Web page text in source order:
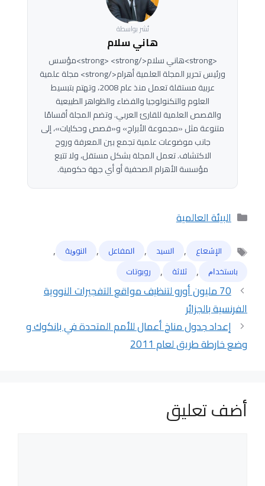
نُشر بواسطة
هاني سلام
<strong>هاني سلام</strong> <strong>مؤسس
ورئيس تحرير المجلة العلمية أهرام</strong> مجلة علمية
عربية مستقلة تعمل منذ عام 2008، وتهتم بتبسيط
العلوم والتكنولوجيا والفضاء والظواهر الطبيعية
والقصص العلمية للقارئ العربي. وتضم المجلة أقسامًا
متنوعة مثل «مجموعة الأبراج» و«قصص وحكايات»، إلى
جانب موضوعات علمية تجمع بين المعرفة وروح
الاكتشاف. تعمل المجلة بشكل مستقل، ولا تتبع
مؤسسة الأهرام الصحفية أو أي جهة حكومية.
التصنيفات
البيئة العالمية
الوسوم
الإشعاع , ﺍﻟﺴﻴﺪ , ﺍﻟﻤﻔﺎﻋﻞ , ﺍﻟﻨﻮﻭﻳﺔ ,
ﺑﺎﺳﺘﺨﺪﺍﻡ , ثلاثة , روبوتات
70 مليون أورو لتنظيف مواقع التفجيرات النووية
الفرنسية بالجزائر
إعداد جدول مناخ أعمال للأمم المتحدة في بانكوك و
وضع خارطة طريق لعام 2011
أضف تعليق